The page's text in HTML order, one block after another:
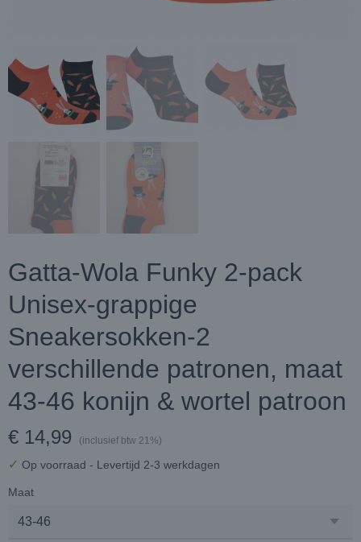
Gatta-Wola Funky 2-pack
Unisex-grappige
Sneakersokken-2
verschillende patronen, maat
43-46 konijn & wortel patroon
€ 14,99 (inclusief btw 21%)
✓ Op voorraad - Levertijd 2-3 werkdagen
Maat